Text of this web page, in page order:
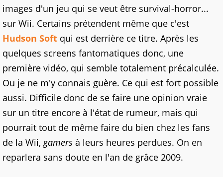
images d'un jeu qui se veut être survival-horror...
sur Wii. Certains prétendent même que c'est
Hudson Soft qui est derrière ce titre. Après les
quelques screens fantomatiques donc, une
première vidéo, qui semble totalement précalculée.
Ou je ne m'y connais guère. Ce qui est fort possible
aussi. Difficile donc de se faire une opinion vraie
sur un titre encore à l'état de rumeur, mais qui
pourrait tout de même faire du bien chez les fans
de la Wii,gamers à leurs heures perdues. On en
reparlera sans doute en l'an de grâce 2009.